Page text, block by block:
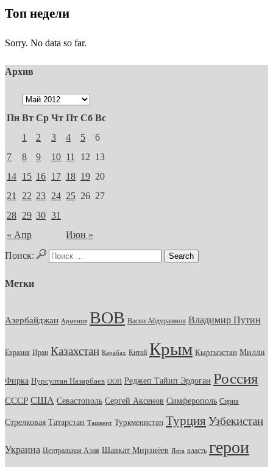
Топ недели
Sorry. No data so far.
Архив
Пн Вт Ср Чт Пт Сб Вс
« Апр Июн »
1 2 3 4 5
6
7
8 9 10 11 12 13
14 15 16 17 18 19 20
21
22 23 24 25 26 27
28 29 30 31
Поиск:
Метки
Азербайджан Армения ВОВ Васви Абдураимов Владимир Путин
Евразия Иран Казахстан Карабах Китай Крым Кыргызстан Милли
Фирка Нурсултан Назарбаев ООН Реджеп Тайип Эрдоган Россия
СССР США Севастополь Сергей Аксенов Симферополь Сирия
Стрелковая Татарстан Ташкент Туркменистан Турция Узбекистан
Украина Центральная Азия Шавкат Мирзиёев Ялта власть герои